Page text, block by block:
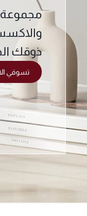
مجموعة
ذوقك
تسوقي